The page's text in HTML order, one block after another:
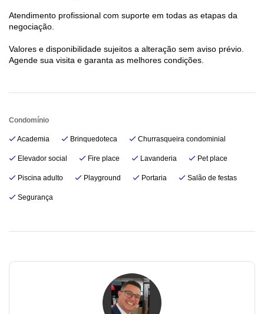
Atendimento profissional com suporte em todas as etapas da
negociação.
Valores e disponibilidade sujeitos a alteração sem aviso prévio.
Agende sua visita e garanta as melhores condições.
Condomínio
Academia Brinquedoteca Churrasqueira condominial
Elevador social Fire place Lavanderia Pet place
Piscina adulto Playground Portaria Salão de festas
Segurança